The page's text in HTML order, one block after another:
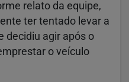
relato da equipe,
ter tentado levar a
decidiu agir após o
o veículo